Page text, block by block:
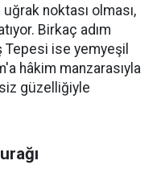
noktası olması,
Birkaç adım
ise yemyeşil
hâkim manzarasıyla
güzelliğiyle